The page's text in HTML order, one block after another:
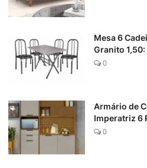
Mesa 6
Granito 1,50:
0
Armário de
Imperatriz 6
0